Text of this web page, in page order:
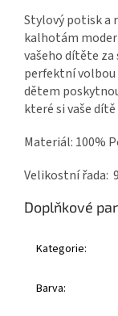
Stylový potisk a
kalhotám
vašeho dítěte
perfektní volbou
dětem
které si vaše
Materiál: 100%
Velikostní řada:
Doplňkové
Kategorie:
Barva: